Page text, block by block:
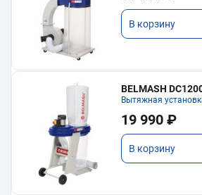
В корзину
BELMASH
Вытяжная
19 990 ₽
В корзину